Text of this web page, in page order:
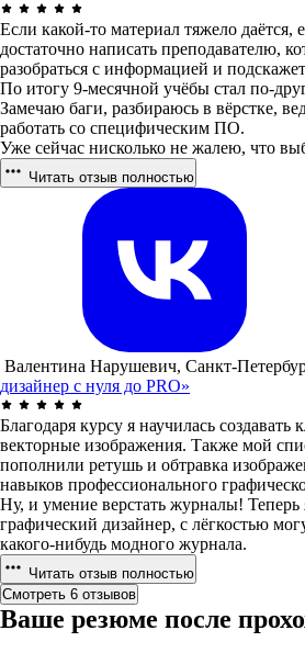
Если какой-то материал тяжело даётся,
достаточно написать преподавателю,
разобраться с информацией и
По итогу 9-месячной учёбы стал по-
Замечаю баги, разбираюсь в вёрстке,
работать со специфическим ПО.
Уже сейчас нисколько не жалею, что
Читать отзыв полностью
Валентина Нарушевич, Санкт-
дизайнер с нуля до PRO»
Благодаря курсу я научилась создавать
векторные изображения. Также мой
пополнили ретушь и обтравка
навыков профессионального
Ну, и умение верстать журналы!
графический дизайнер, с лёгкостью
какого-нибудь модного журнала.
Читать отзыв полностью
Смотреть 6 отзывов
Ваше резюме после